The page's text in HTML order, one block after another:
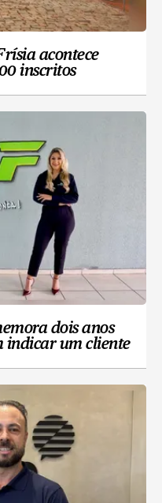
acontece
inscritos
dois anos
indicar um cliente